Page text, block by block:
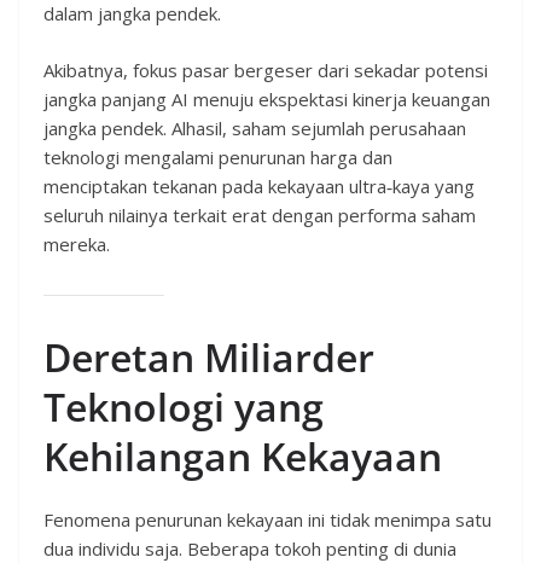
dalam jangka pendek.
Akibatnya, fokus pasar bergeser dari sekadar potensi
jangka panjang AI menuju ekspektasi kinerja keuangan
jangka pendek. Alhasil, saham sejumlah perusahaan
teknologi mengalami penurunan harga dan
menciptakan tekanan pada kekayaan ultra‑kaya yang
seluruh nilainya terkait erat dengan performa saham
mereka.
Deretan Miliarder
Teknologi yang
Kehilangan Kekayaan
Fenomena penurunan kekayaan ini tidak menimpa satu
dua individu saja. Beberapa tokoh penting di dunia